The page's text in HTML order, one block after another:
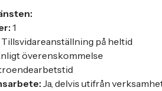
1
Tillsvidareanställning på heltid
överenskommelse
Ja, delvis utifrån